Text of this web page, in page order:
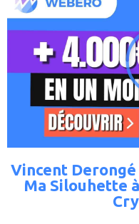
Vincent Derongé
Ma Silouhette